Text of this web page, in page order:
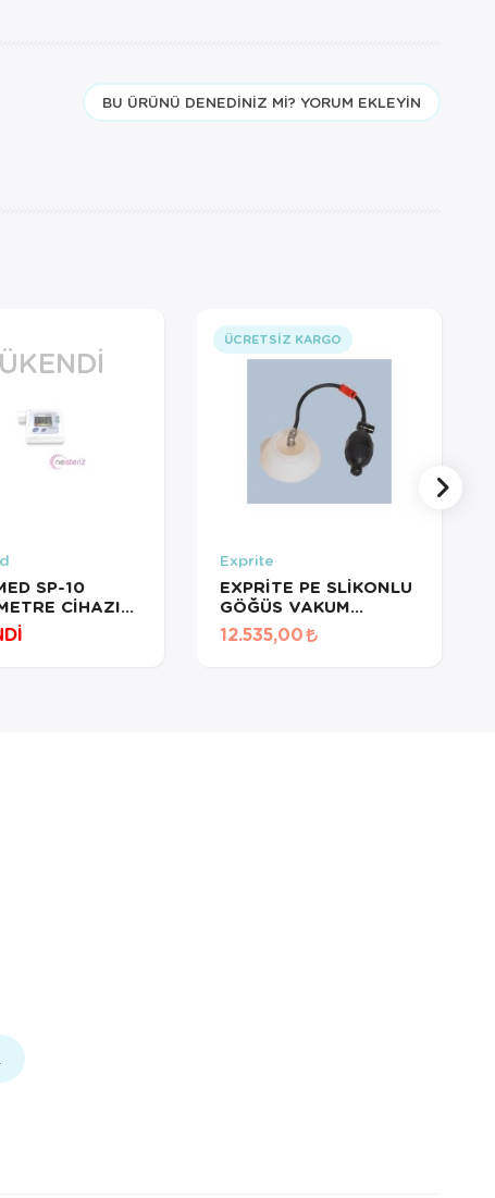
BU ÜRÜNÜ DENEDINIZ MI? YORUM EKLEYIN
SP-10
CİHAZI
ÜCRETSIZ KARGO
Exprite
EXPRİTE PE SLİKONLU
GÖĞÜS VAKUM
SİSTEMİ KADIN
KELEBEK MODEL
12.535,00